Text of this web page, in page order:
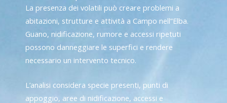
La presenza dei volatili può creare problemi a
abitazioni, strutture e attività a Campo nell”Elba.
Guano, nidificazione, rumore e accessi ripetuti
possono danneggiare le superfici e rendere
necessario un intervento tecnico.
L’analisi considera specie presenti, punti di
appoggio, aree di nidificazione, accessi e